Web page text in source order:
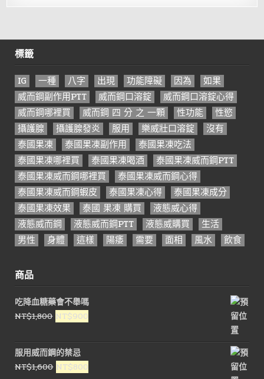
標籤
IG 一種 八字 出現 功能障礙 因為
如果
威而鋼副作用PTT
威而鋼口溶錠
威而鋼口溶錠心得
威而鋼哪裡買
威而鋼 四 分 之 一顆 性功能
性慾
攝護腺
攝護腺發炎 服用 樂威壯口溶錠
沒有
泰國果凍
泰國果凍副作用
泰國果凍吃法
泰國果凍哪裡買
泰國果凍喝酒
泰國果凍威而鋼PTT
泰國果凍威而鋼哪裡買
泰國果凍威而鋼心得
泰國果凍威而鋼蝦皮
泰國果凍心得
泰國果凍成分
泰國果凍效果
泰國 果凍 購買
液態威心得
液態威而鋼
液態威而鋼PTT 液態威購買
生活
男性
身體 這樣 陽痿 需要 面相 風水 飲食
商品
吃降血糖藥會不舉嗎
NT$1,800 原
價
格：
NT$1,800。
NT$900
價
格：
NT$900。
服用威而鋼的禁忌
NT$1,600 原
NT$800